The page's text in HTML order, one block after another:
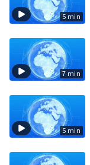
5 min
7 min
5 min